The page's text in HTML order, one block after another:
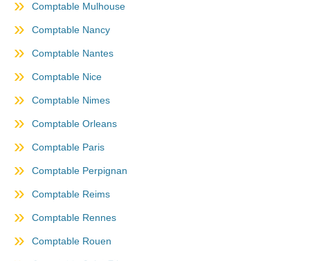
Comptable Mulhouse
Comptable Nancy
Comptable Nantes
Comptable Nice
Comptable Nimes
Comptable Orleans
Comptable Paris
Comptable Perpignan
Comptable Reims
Comptable Rennes
Comptable Rouen